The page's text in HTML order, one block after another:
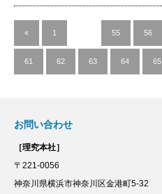
« 1 55 56
61 62 63 64 65
お問い合わせ
［理究本社］
〒221-0056
神奈川県横浜市神奈川区金港町5-32